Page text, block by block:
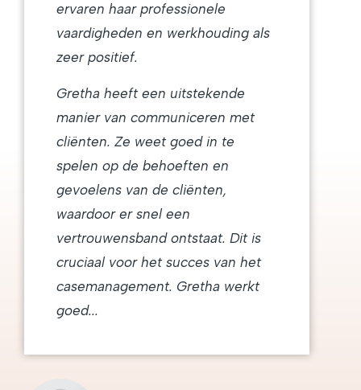
ervaren haar professionele
vaardigheden en werkhouding als
zeer positief.
Gretha heeft een uitstekende
manier van communiceren met
cliënten. Ze weet goed in te
spelen op de behoeften en
gevoelens van de cliënten,
waardoor er snel een
vertrouwensband ontstaat. Dit is
cruciaal voor het succes van het
casemanagement. Gretha werkt
goed...